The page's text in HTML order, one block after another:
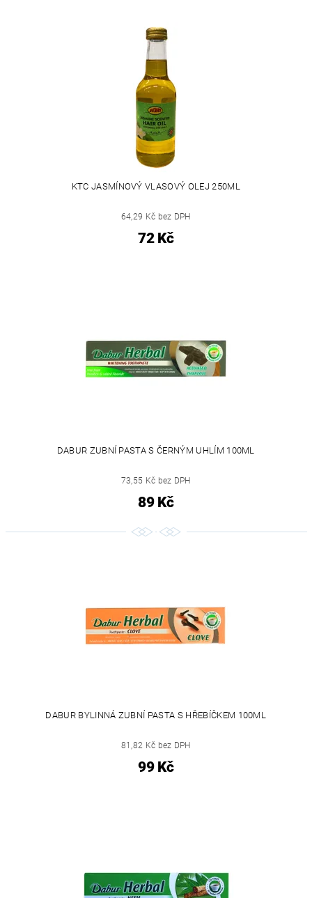
KTC JASMÍNOVÝ VLASOVÝ OLEJ 250ML
64,29 Kč bez DPH
72 Kč
DABUR ZUBNÍ PASTA S ČERNÝM UHLÍM 100ML
73,55 Kč bez DPH
89 Kč
DABUR BYLINNÁ ZUBNÍ PASTA S HŘEBÍČKEM 100ML
81,82 Kč bez DPH
99 Kč